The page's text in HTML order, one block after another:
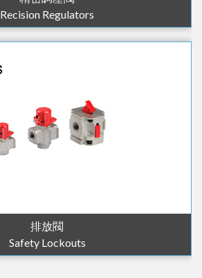
Recision Regulators
排放閥
Safety Lockouts